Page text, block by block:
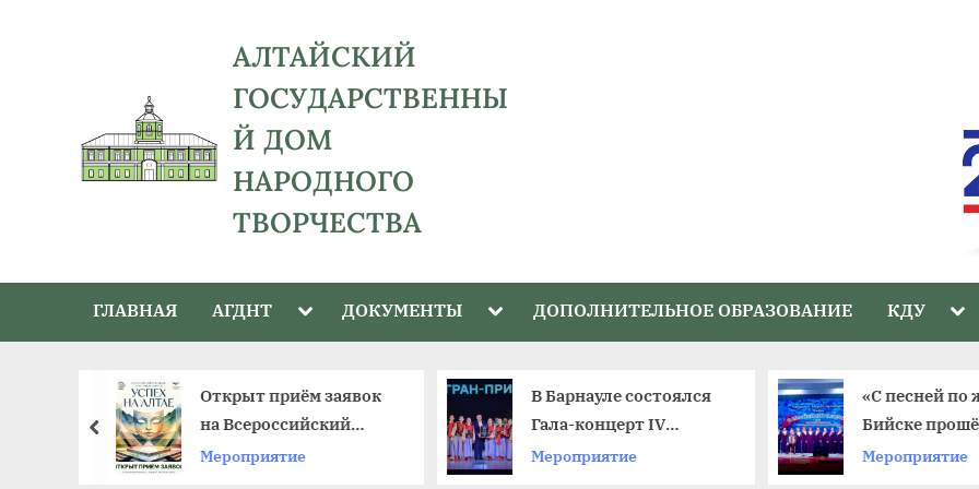
АЛТАЙСКИЙ
ГОСУДАРСТВЕННЫ
Й ДОМ
НАРОДНОГО
ТВОРЧЕСТВА
656043,
Алтайский
край,
Барнаул,
ул.
Ползунова,
ГЛАВНАЯ АГДНТ Toggle
menu
ДОКУМЕНТЫ Toggle
menu
ДОПОЛНИТЕЛЬНОЕ ОБРАЗОВАНИЕ КДУ
Открыт приём заявок
на Всероссийский
фестиваль
Мероприятие
В Барнауле состоялся
Гала-концерт IV
краевого фестиваля
Мероприятие
«С песней по
Бийске
юбилейный
Мероприятие
пред